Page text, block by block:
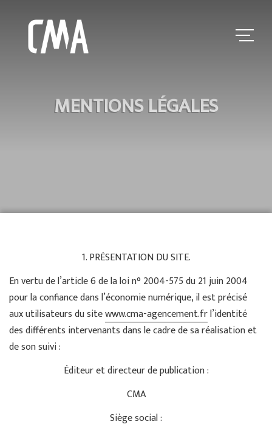
MENTIONS LÉGALES
1. PRÉSENTATION DU SITE.
En vertu de l’article 6 de la loi n° 2004-575 du 21 juin 2004
pour la confiance dans l’économie numérique, il est précisé
aux utilisateurs du sitewww.cma-agencement.frl’identité
des différents intervenants dans le cadre de sa réalisation et
de son suivi :
Éditeur et directeur de publication :
CMA
Siège social :